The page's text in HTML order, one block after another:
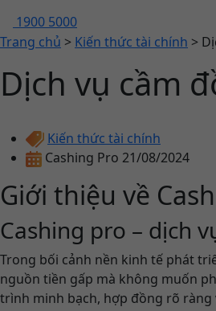
1900 5000
Trang chủ > Kiến thức tài chính >
Dịch vụ cầm
Kiến thức tài chính
Cashing Pro 21/08/2024
Giới thiệu về
Cashing pro – dịch
Trong bối cảnh nền kinh tế phát
nguồn tiền gấp mà không muốn
trình minh bạch, hợp đồng rõ ràng